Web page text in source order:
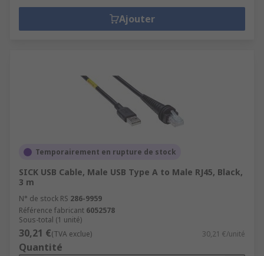
Ajouter
Temporairement en rupture de stock
SICK USB Cable, Male USB Type A to Male RJ45, Black,
3 m
N° de stock RS 286-9959
Référence fabricant 6052578
Sous-total (1 unité)
30,21 €(TVA exclue) 30,21 €/unité
Quantité